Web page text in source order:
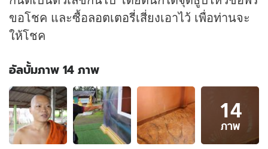
ขอโชค และซื้อลอตเตอรี่เสี่ยงเอาไว้ เพื่อท่านจะ
ให้โชค
อัลบั้มภาพ 14 ภาพ
อัลบั้ม
ภาพ
14
ภาพ
ของ
14
ภาพ